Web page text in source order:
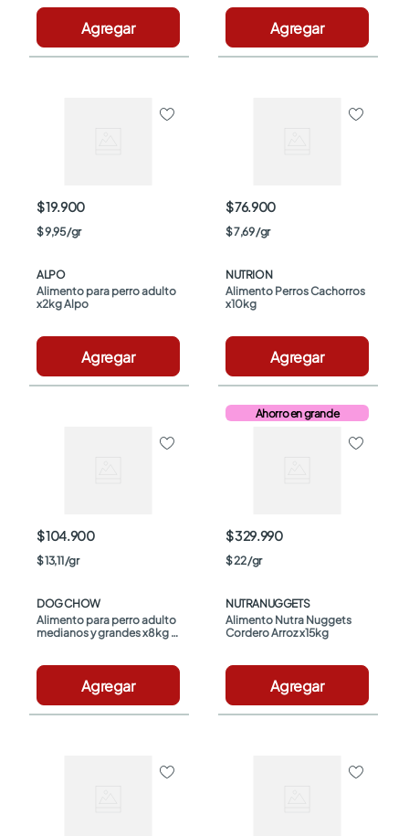
Agregar Agregar
$ 19.900
$9,95/gr
ALPO
Alimento para perro adulto
x2kg Alpo
Agregar
$ 76.900
$7,69/gr
NUTRION
Alimento Perros Cachorros
x10kg
Agregar
$ 104.900
$13,11/gr
DOG CHOW
Alimento para perro adulto
medianos y grandes x8kg
Agregar
Ahorro en grande
$ 329.990
$22/gr
NUTRANUGGETS
Alimento Nutra Nuggets
Cordero Arroz x15kg
Agregar